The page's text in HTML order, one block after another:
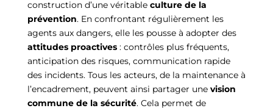
construction d’une véritable culture de la
prévention. En confrontant régulièrement les
agents aux dangers, elle les pousse à adopter des
attitudes proactives: contrôles plus fréquents,
anticipation des risques, communication rapide
des incidents. Tous les acteurs, de la maintenance à
l’encadrement, peuvent ainsi partager une vision
commune de la sécurité. Cela permet de